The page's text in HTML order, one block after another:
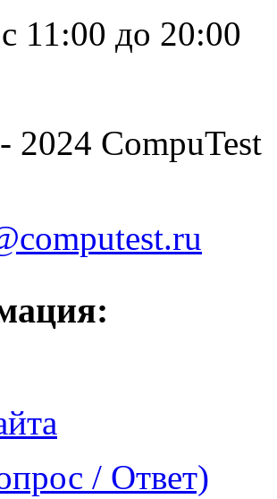
11:00 до 20:00
2024 CompuTest
/ Ответ)